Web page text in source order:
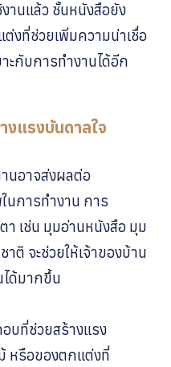
านแล้ว ชั้นหนังสือยัง
งที่ช่วยเพิ่มความน่าเชื่อ
ะกับการทำงานได้อีก
แรงบันดาลใจ
านอาจส่งผลต่อ
นการทำงาน การ
เช่น มุมอ่านหนังสือ มุม
ติ จะช่วยให้เจ้าของบ้าน
ด้มากขึ้น
บที่ช่วยสร้างแรง
หรือของตกแต่งที่